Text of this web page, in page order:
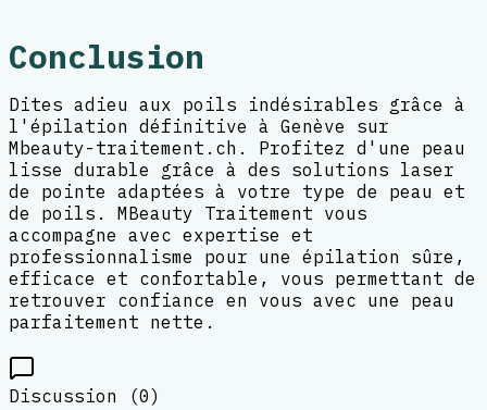
Conclusion
Dites adieu aux poils indésirables grâce à
l'épilation définitive à Genève sur
Mbeauty-traitement.ch. Profitez d'une peau
lisse durable grâce à des solutions laser
de pointe adaptées à votre type de peau et
de poils. MBeauty Traitement vous
accompagne avec expertise et
professionnalisme pour une épilation sûre,
efficace et confortable, vous permettant de
retrouver confiance en vous avec une peau
parfaitement nette.
Discussion (0)